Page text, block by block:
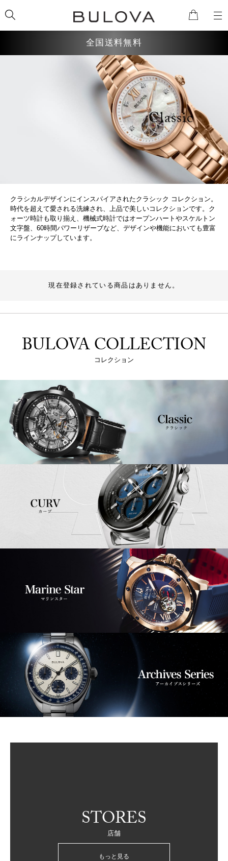
全国送料無料
検索
Classic
クラシカルデザインにインスパイアされたクラシック コレクション。
時代を超えて愛される洗練され、上品で美しいコレクションです。ク
ォーツ時計も取り揃え、機械式時計ではオープンハートやスケルトン
文字盤、60時間パワーリザーブなど、デザインや機能においても豊富
にラインナップしています。
現在登録されている商品はありません。
BULOVA COLLECTION
コレクション
STORES
店舗
もっと見る